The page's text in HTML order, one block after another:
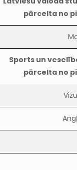
pārcelta no
Sports un
pārcelta no